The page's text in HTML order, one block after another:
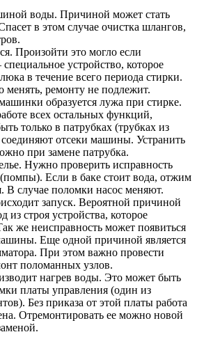
воды. Причиной может стать
в этом случае очистка шлангов,
Произойти это могло если
устройство, которое
в течение всего периода стирки.
менять, ремонту не подлежит.
образуется лужа при стирке.
всех остальных функций,
только в патрубках (трубках из
отсеки машины. Устранить
при замене патрубка.
Нужно проверить исправность
Если в баке стоит вода, отжим
В случае поломки насос меняют.
запуск. Вероятной причиной
из строя устройства, которое
же неисправность может появиться
Еще одной причиной является
При этом важно провести
поломанных узлов.
нагрев воды. Это может быть
платы управления (один из
Без приказа от этой платы работа
Отремонтировать ее можно новой